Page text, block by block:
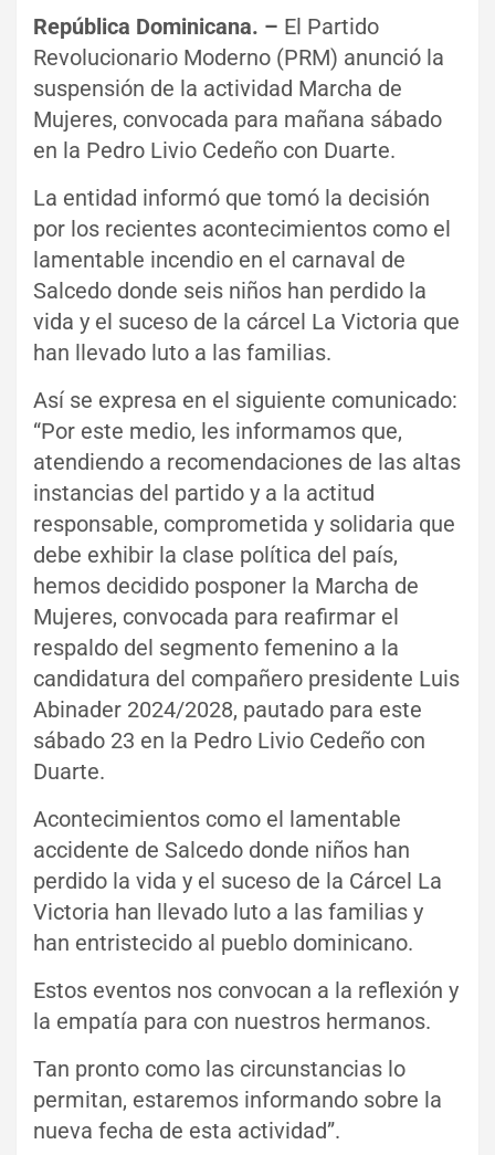
República Dominicana. – El Partido
Revolucionario Moderno (PRM) anunció la
suspensión de la actividad Marcha de
Mujeres, convocada para mañana sábado
en la Pedro Livio Cedeño con Duarte.
La entidad informó que tomó la decisión
por los recientes acontecimientos como el
lamentable incendio en el carnaval de
Salcedo donde seis niños han perdido la
vida y el suceso de la cárcel La Victoria que
han llevado luto a las familias.
Así se expresa en el siguiente comunicado:
“Por este medio, les informamos que,
atendiendo a recomendaciones de las altas
instancias del partido y a la actitud
responsable, comprometida y solidaria que
debe exhibir la clase política del país,
hemos decidido posponer la Marcha de
Mujeres, convocada para reafirmar el
respaldo del segmento femenino a la
candidatura del compañero presidente Luis
Abinader 2024/2028, pautado para este
sábado 23 en la Pedro Livio Cedeño con
Duarte.
Acontecimientos como el lamentable
accidente de Salcedo donde niños han
perdido la vida y el suceso de la Cárcel La
Victoria han llevado luto a las familias y
han entristecido al pueblo dominicano.
Estos eventos nos convocan a la reflexión y
la empatía para con nuestros hermanos.
Tan pronto como las circunstancias lo
permitan, estaremos informando sobre la
nueva fecha de esta actividad”.